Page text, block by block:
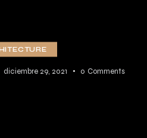
diciembre 29, 2021 0 Comments